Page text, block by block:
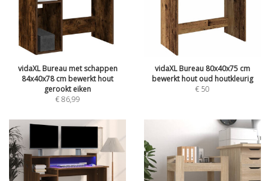
vidaXL Bureau met schappen
84x40x78 cm bewerkt hout
gerookt eiken
€86,99
vidaXL Bureau 80x40x75 cm
bewerkt hout oud houtkleurig
€50